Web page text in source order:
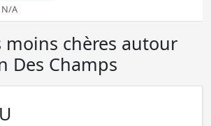
N/A
moins chères autour
Des Champs